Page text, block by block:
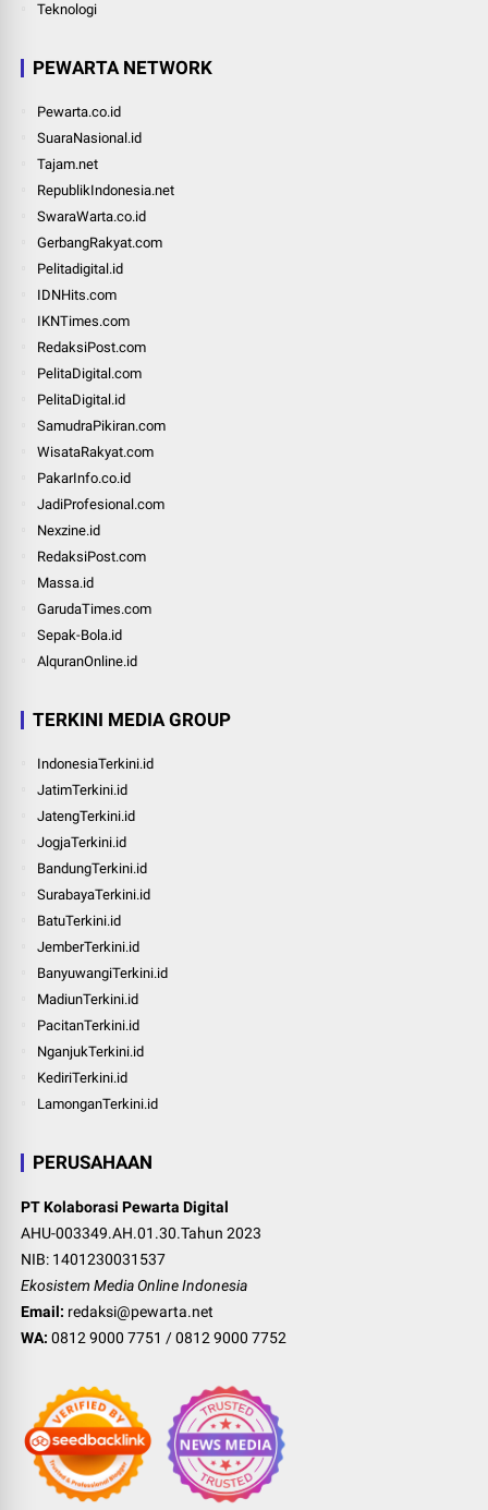
Teknologi
PEWARTA NETWORK
Pewarta.co.id
SuaraNasional.id
Tajam.net
RepublikIndonesia.net
SwaraWarta.co.id
GerbangRakyat.com
Pelitadigital.id
IDNHits.com
IKNTimes.com
RedaksiPost.com
PelitaDigital.com
PelitaDigital.id
SamudraPikiran.com
WisataRakyat.com
PakarInfo.co.id
JadiProfesional.com
Nexzine.id
RedaksiPost.com
Massa.id
GarudaTimes.com
Sepak-Bola.id
AlquranOnline.id
TERKINI MEDIA GROUP
IndonesiaTerkini.id
JatimTerkini.id
JatengTerkini.id
JogjaTerkini.id
BandungTerkini.id
SurabayaTerkini.id
BatuTerkini.id
JemberTerkini.id
BanyuwangiTerkini.id
MadiunTerkini.id
PacitanTerkini.id
NganjukTerkini.id
KediriTerkini.id
LamonganTerkini.id
PERUSAHAAN
PT Kolaborasi Pewarta Digital
AHU-003349.AH.01.30.Tahun 2023
NIB: 1401230031537
Ekosistem Media Online Indonesia
Email: redaksi@pewarta.net
WA: 0812 9000 7751 /0812 9000 7752